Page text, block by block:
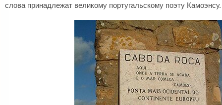
слова принадлежат великому португальскому поэту Камоэнсу.